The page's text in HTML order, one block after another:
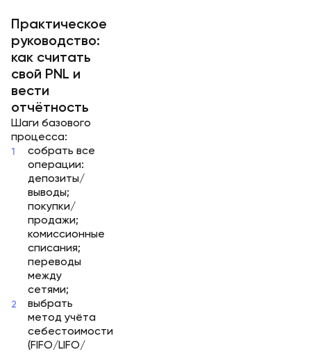
Практическое
руководство:
как считать
свой PNL и
вести
отчётность
Шаги базового
процесса:
собрать все
операции:
депозиты/
выводы;
покупки/
продажи;
комиссионные
списания;
переводы
между
сетями;
выбрать
метод учёта
себестоимости
(FIFO/LIFO/